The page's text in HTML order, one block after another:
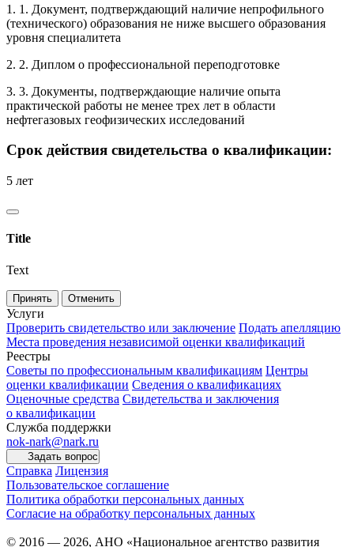
1. 1. Документ, подтверждающий наличие непрофильного
(технического) образования не ниже высшего образования
уровня специалитета
2. 2. Диплом о профессиональной переподготовке
3. 3. Документы, подтверждающие наличие опыта
практической работы не менее трех лет в области
нефтегазовых геофизических исследований
Срок действия свидетельства о квалификации:
5 лет
Title
Text
Принять Отменить
Услуги
Проверить свидетельство или заключение Подать апелляцию
Места проведения независимой оценки квалификаций
Реестры
Советы по профессиональным квалификациям Центры
оценки квалификации Сведения о квалификациях
Оценочные средства Свидетельства и заключения
о квалификации
Служба поддержки
nok-nark@nark.ru
Задать вопрос
Справка Лицензия
Пользовательское соглашение
Политика обработки персональных данных
Согласие на обработку персональных данных
© 2016 — 2026, АНО «Национальное агентство развития